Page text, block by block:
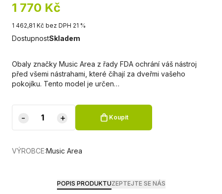
1 770 Kč
1 462,81 Kč bez DPH 21 %
DostupnostSkladem
Obaly značky Music Area z řady FDA ochrání váš nástroj
před všemi nástrahami, které číhají za dveřmi vašeho
pokojíku. Tento model je určen…
- + Koupit
VÝROBCE:Music Area
POPIS PRODUKTUZEPTEJTE SE NÁS